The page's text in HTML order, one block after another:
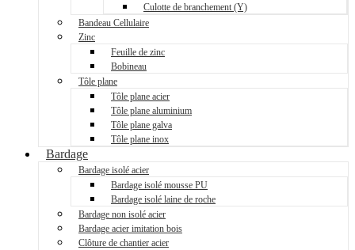
Culotte de branchement (Y)
Bandeau Cellulaire
Zinc
Feuille de zinc
Bobineau
Tôle plane
Tôle plane acier
Tôle plane aluminium
Tôle plane galva
Tôle plane inox
Bardage
Bardage isolé acier
Bardage isolé mousse PU
Bardage isolé laine de roche
Bardage non isolé acier
Bardage acier imitation bois
Clôture de chantier acier